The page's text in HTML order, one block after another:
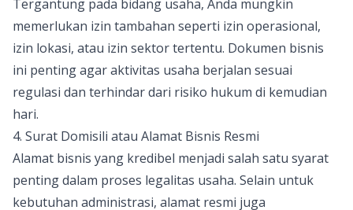
Tergantung pada bidang usaha, Anda mungkin
memerlukan izin tambahan seperti izin operasional,
izin lokasi, atau izin sektor tertentu. Dokumen bisnis
ini penting agar aktivitas usaha berjalan sesuai
regulasi dan terhindar dari risiko hukum di kemudian
hari.
4. Surat Domisili atau Alamat Bisnis Resmi
Alamat bisnis yang kredibel menjadi salah satu syarat
penting dalam proses legalitas usaha. Selain untuk
kebutuhan administrasi, alamat resmi juga